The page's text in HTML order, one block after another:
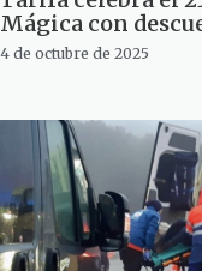
Mágica con
4 de octubre de 2025